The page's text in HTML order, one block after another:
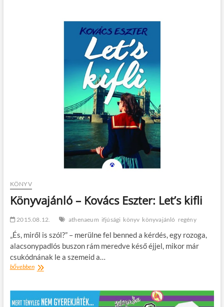
KÖNYV
Könyvajánló – Kovács Eszter: Let’s kifli
2015.08.12. athenaeum ifjúsági könyv könyvajánló regény
„És, miről is szól?” – merülne fel benned a kérdés, egy rozoga,
alacsonypadlós buszon rám meredve késő éjjel, mikor már
csukódnának le a szemeid a…
bővebbenKönyvajánló
Eszter:
Let’s